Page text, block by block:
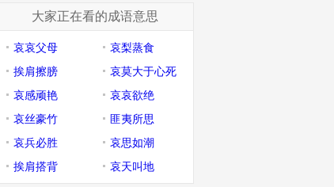
大家正在看的成语意思
哀哀父母
哀梨蒸食
挨肩擦膀
哀莫大于心死
哀感顽艳
哀哀欲绝
哀丝豪竹
匪夷所思
哀兵必胜
哀思如潮
挨肩搭背
哀天叫地